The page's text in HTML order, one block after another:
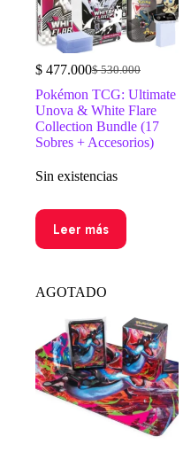
$530.000
El
precio
original
era:
$ 530.000.
$ 477.000El
precio
actual
es:
$ 477.000.
Pokémon TCG: Ultimate
Unova & White Flare
Collection Bundle (17
Sobres + Accesorios)
Sin existencias
Leer más
AGOTADO